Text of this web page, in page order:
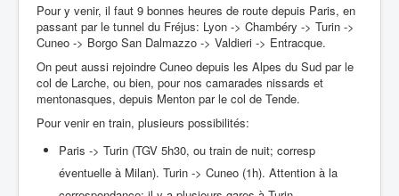
Pour y venir, il faut 9 bonnes heures de route depuis Paris, en
passant par le tunnel du Fréjus: Lyon -> Chambéry -> Turin ->
Cuneo -> Borgo San Dalmazzo -> Valdieri -> Entracque.
On peut aussi rejoindre Cuneo depuis les Alpes du Sud par le
col de Larche, ou bien, pour nos camarades nissards et
mentonasques, depuis Menton par le col de Tende.
Pour venir en train, plusieurs possibilités:
Paris -> Turin (TGV 5h30, ou train de nuit; corresp
éventuelle à Milan). Turin -> Cuneo (1h). Attention à la